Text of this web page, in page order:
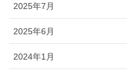
2025年7月
2025年6月
2024年1月